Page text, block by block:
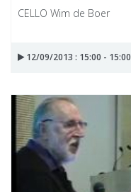
CELLO Wim de Boer
12/09/2013 : 15:00 - 15:00